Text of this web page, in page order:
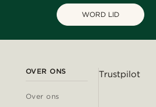
WORD LID
OVER ONS
Over ons
Trustpilot